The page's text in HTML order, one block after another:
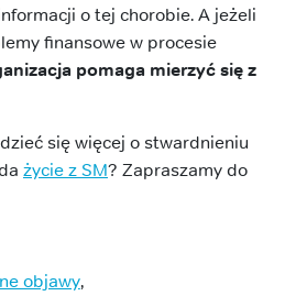
o tej chorobie. A jeżeli
finansowe w procesie
pomaga mierzyć się z
się więcej o stwardnieniu
życie z SM? Zapraszamy do
objawy,